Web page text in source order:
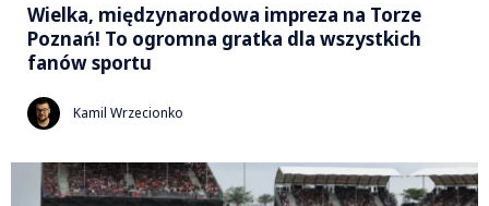
Wielka, międzynarodowa impreza na Torze
Poznań! To ogromna gratka dla wszystkich
fanów sportu
Kamil Wrzecionko